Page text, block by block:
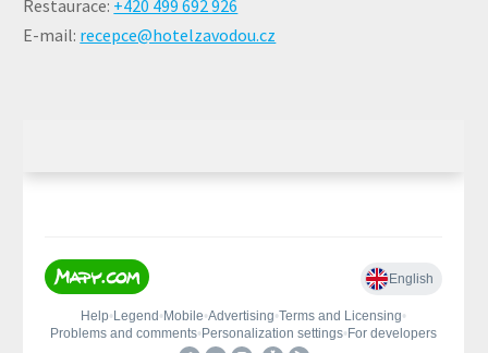
Restaurace: +420 499 692 926
E-mail: recepce@hotelzavodou.cz